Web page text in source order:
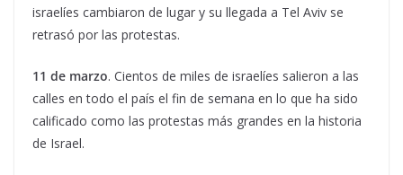
israelíes cambiaron de lugar y su llegada a Tel Aviv se
retrasó por las protestas.
11 de marzo. Cientos de miles de israelíes salieron a las
calles en todo el país el fin de semana en lo que ha sido
calificado como las protestas más grandes en la historia
de Israel.